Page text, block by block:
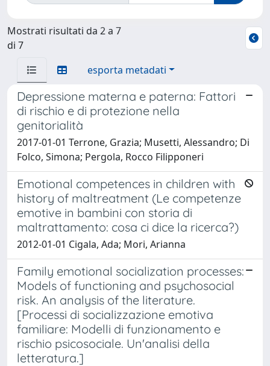
Mostrati risultati da 2 a 7
di 7
esporta metadati
Depressione materna e paterna: Fattori
di rischio e di protezione nella
genitorialità
2017-01-01 Terrone, Grazia; Musetti, Alessandro; Di
Folco, Simona; Pergola, Rocco Filipponeri
Emotional competences in children with
history of maltreatment (Le competenze
emotive in bambini con storia di
maltrattamento: cosa ci dice la ricerca?)
2012-01-01 Cigala, Ada; Mori, Arianna
Family emotional socialization processes:
Models of functioning and psychosocial
risk. An analysis of the literature.
[Processi di socializzazione emotiva
familiare: Modelli di funzionamento e
rischio psicosociale. Un'analisi della
letteratura.]